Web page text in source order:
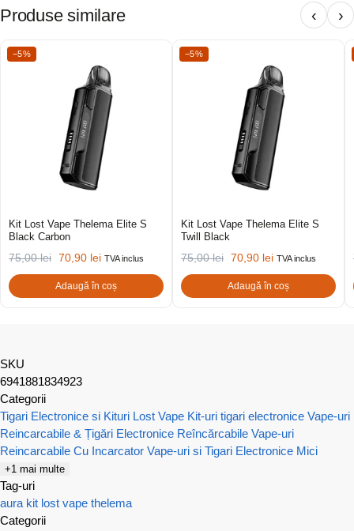
Produse similare ‹ ›
−5%
Kit Lost Vape Thelema Elite S
Black Carbon
75,00lei 70,90 lei TVA inclus
Adaugă în coș
−5%
Kit Lost Vape Thelema Elite S
Twill Black
75,00lei 70,90 lei TVA inclus
Adaugă în coș
SKU
6941881834923
Categorii
Tigari Electronice si Kituri Lost Vape Kit-uri tigari electronice Vape-uri
Reincarcabile & Țigări Electronice Reîncărcabile Vape-uri
Reincarcabile Cu Incarcator Vape-uri si Tigari Electronice Mici
+1 mai multe
Tag-uri
aura kit lost vape thelema
Categorii